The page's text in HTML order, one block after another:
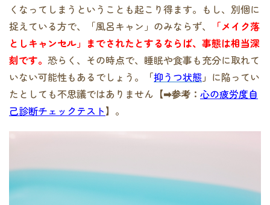
くなってしまうということも起こり得ます。もし、別個に
捉えている方で、「風呂キャン」のみならず、
「メイク落
としキャンセル」までされたとするならば、事態は相当深
刻です。 恐らく、その時点で、睡眠や食事も充分に取れて
いない可能性もあるでしょう。
「抑うつ状態」 に陥ってい
たとしても不思議ではありません 【➡参考： 心の疲労度自
己診断チェックテスト】 。